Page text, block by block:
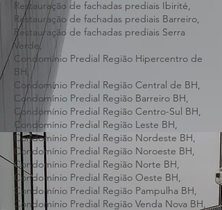
Leopoldo,
Restauração de fachadas prediais Confins,
Restauração de fachadas prediais São José
da Lapa,
Restauração de fachadas prediais Ibirité,
Restauração de fachadas prediais Barreiro,
Restauração de fachadas prediais Serra
Verde,
Condomínio Predial Região Hipercentro de
BH,
Condomínio Predial Região Central de BH,
Condomínio Predial Região Barreiro BH,
Condomínio Predial Região Centro-Sul BH,
Condomínio Predial Região Leste BH,
Condomínio Predial Região Nordeste BH,
Condomínio Predial Região Noroeste BH,